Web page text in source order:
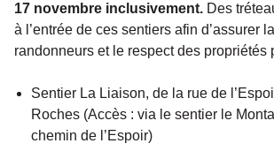
17 novembre inclusivement. Des
à l’entrée de ces sentiers afin d’assurer
randonneurs et le respect des propriétés
Sentier La Liaison, de la rue de
Roches (Accès : via le sentier le
chemin de l’Espoir)